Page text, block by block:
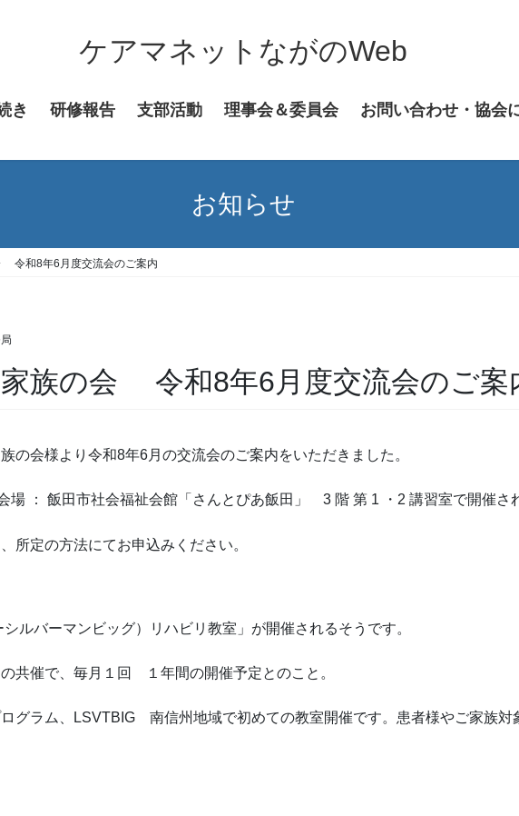
ケアマネットながのWeb
き 研修報告 支部活動 理事会＆委員会 お問い合わせ・協会
お知らせ
令和8年6月度交流会のご案内
族の会 令和8年6月度交流会のご案
の会様より令和8年6月の交流会のご案内をいただきました。
： 飯田市社会福祉会館「さんとぴあ飯田」 3 階 第 1 ・2 講習室で開催さ
所定の方法にてお申込みください。
ルバーマンビッグ）リハビリ教室」が開催されるそうです。
共催で、毎月１回 １年間の開催予定とのこと。
グラム、LSVTBIG 南信州地域で初めての教室開催です。患者様やご家族対